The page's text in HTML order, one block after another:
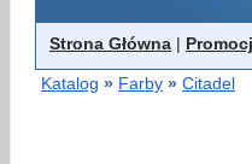
Strona Główna |
Katalog » Farby » Citadel